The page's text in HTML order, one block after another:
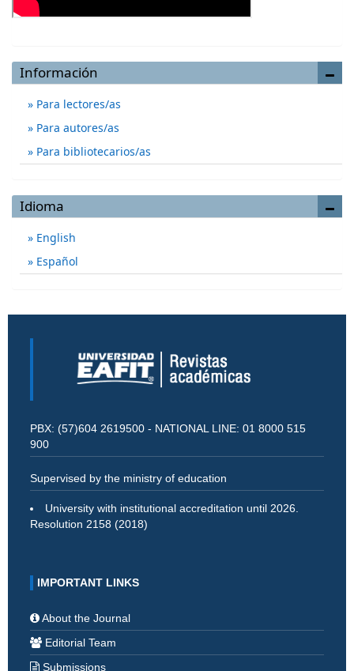
Información
Para lectores/as
Para autores/as
Para bibliotecarios/as
Idioma
English
Español
PBX: (57)604 2619500 - NATIONAL LINE: 01 8000 515
900
Supervised by the ministry of education
University with institutional accreditation until 2026.
Resolution 2158 (2018)
IMPORTANT LINKS
About the Journal
Editorial Team
Submissions